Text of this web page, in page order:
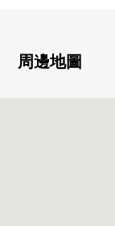
氣，配電板
周邊地圖